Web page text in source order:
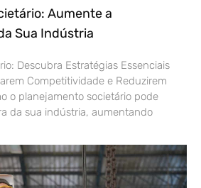
Aumente a
Sua Indústria
Descubra Estratégias Essenciais
Competitividade e Reduzirem
o planejamento societário pode
da sua indústria, aumentando